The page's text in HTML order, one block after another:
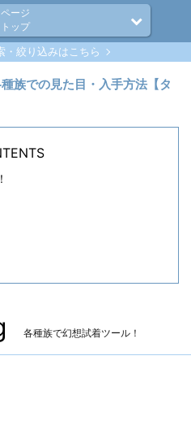
ページ
トップ
・絞り込みはこちら
族での見た目・入手方法【タ
各種族で幻想試着ツール！